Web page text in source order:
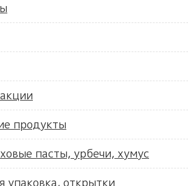
продукты
пасты, урбечи, хумус
упаковка, открытки